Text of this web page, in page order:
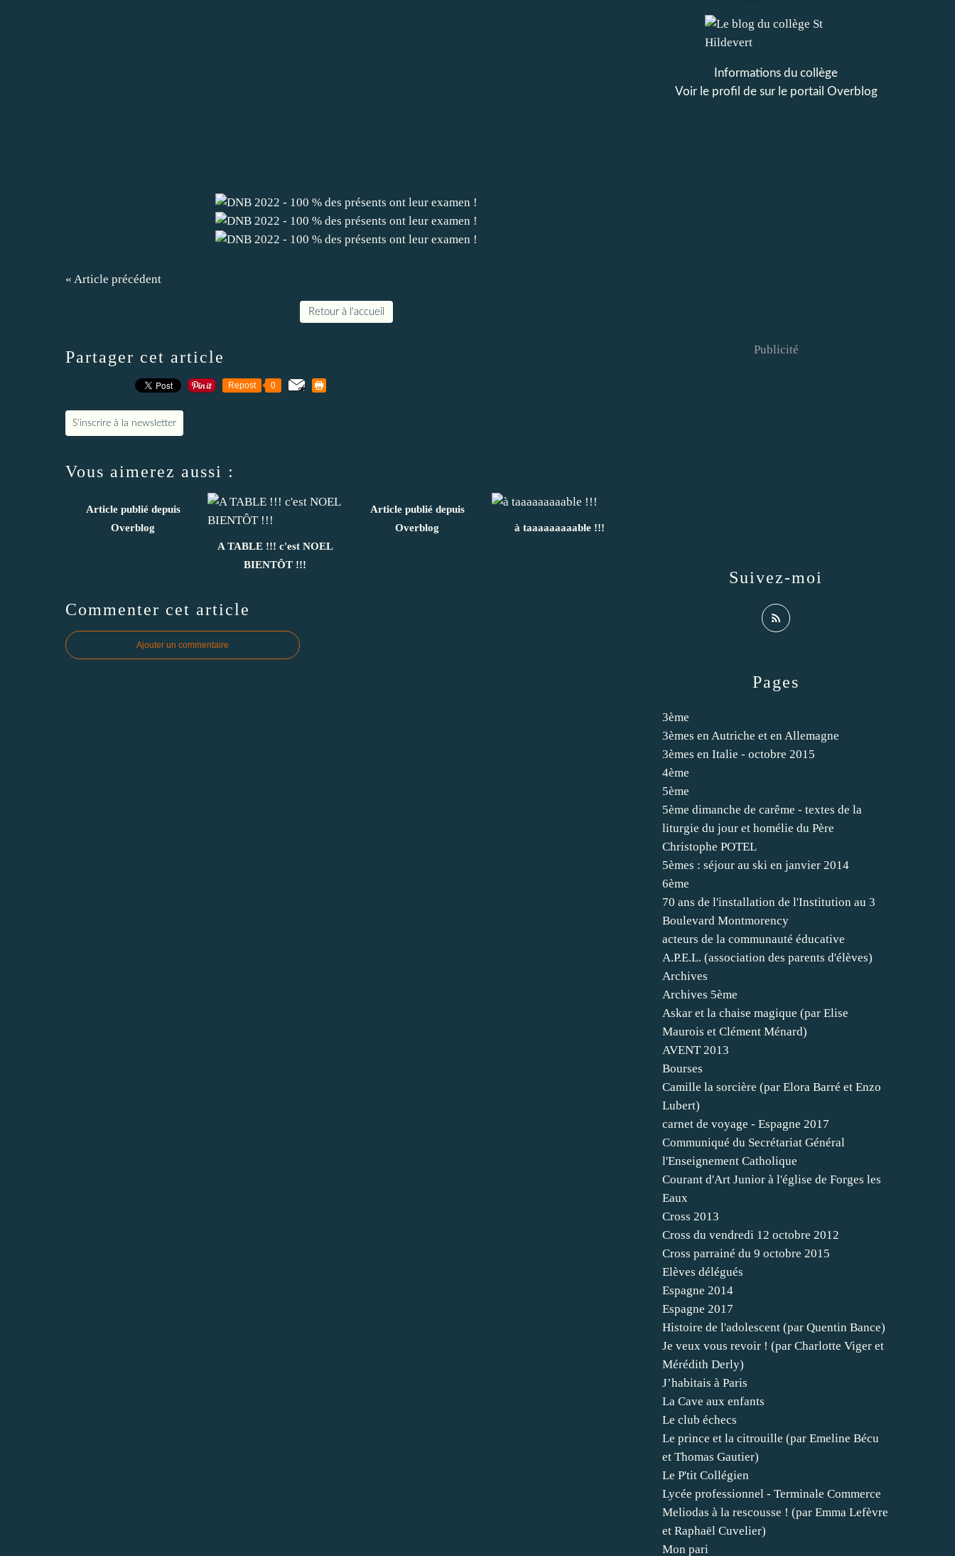
« Article précédent
Retour à l'accueil
Partager cet article
Repost 0
S'inscrire à la newsletter
Vous aimerez aussi :
Article publié depuis
Overblog
A TABLE !!! c'est NOEL
BIENTÔT !!!
Article publié depuis
Overblog
à taaaaaaaaable !!!
Commenter cet article
Ajouter un commentaire
Pages
3ème
3èmes en Autriche et en Allemagne
3èmes en Italie - octobre 2015
4ème
5ème
5ème dimanche de carême - textes de la
liturgie du jour et homélie du Père
Christophe POTEL
5èmes : séjour au ski en janvier 2014
6ème
70 ans de l'installation de l'Institution au 3
Boulevard Montmorency
acteurs de la communauté éducative
A.P.E.L. (association des parents d'élèves)
Archives
Archives 5ème
Askar et la chaise magique (par Elise
Maurois et Clément Ménard)
AVENT 2013
Bourses
Camille la sorcière (par Elora Barré et Enzo
Lubert)
carnet de voyage - Espagne 2017
Communiqué du Secrétariat Général
l'Enseignement Catholique
Courant d'Art Junior à l'église de Forges les
Eaux
Cross 2013
Cross du vendredi 12 octobre 2012
Cross parrainé du 9 octobre 2015
Elèves délégués
Espagne 2014
Espagne 2017
Histoire de l'adolescent (par Quentin Bance)
Je veux vous revoir ! (par Charlotte Viger et
Mérédith Derly)
J’habitais à Paris
La Cave aux enfants
Le club échecs
Le prince et la citrouille (par Emeline Bécu
et Thomas Gautier)
Le P'tit Collégien
Lycée professionnel - Terminale Commerce
Meliodas à la rescousse ! (par Emma Lefèvre
et Raphaël Cuvelier)
Mon pari
Informations du collège
Voir le profil de sur le portail Overblog
Suivez-moi
Publicité